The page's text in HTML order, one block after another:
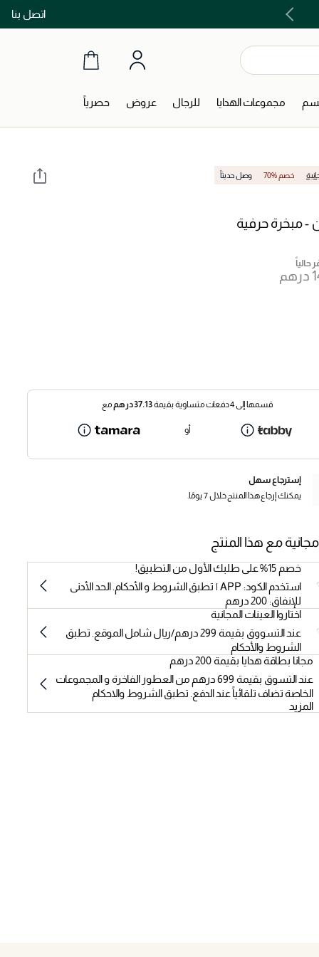
اتصل بنااشتري الآن و ادفع لاحقاً مع تابي و تمارا!
مجموعات الهدايا للرجال عروض حصرياً
70% خصم وصل حديثاً
- مبخرة حرفية
حالياً
قسمها إلى 4 دفعات متساوية بقيمة 37.13درهممع
أو
إسترجاع سهل
يمكنك إرجاع هذا المنتج خلال 7 يومًا.
مع هذا المنتج
خصم 15% على طلبك الأول من التطبيق!
استخدم الكود: APP | تطبق الشروط و الأحكام. الحد الأدنى
للإنفاق: 200 درهم
اختاروا العينات المجانية
عند التسووق بقيمة 299 درهم/ريال شامل الموقع. تطبق
الشروط والأحكام
مجانا بطاقة هدايا بقيمة 200 درهم
عند التسوق بقيمة 699 درهم من العطور الفاخرة و المجموعات
الخاصة تضاف تلقائياً عند الدفع. تطبق الشروط والاحكام
المزيد